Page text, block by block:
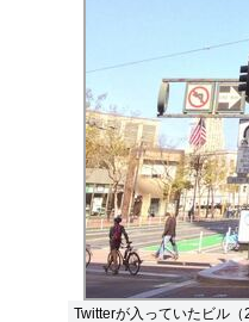
Twitterが入っていたビル（